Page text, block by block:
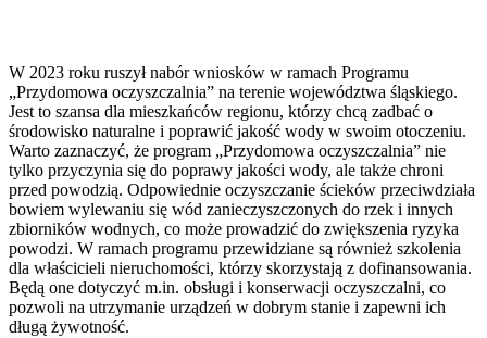
W 2023 roku ruszył nabór wniosków w ramach Programu
„Przydomowa oczyszczalnia” na terenie województwa śląskiego.
Jest to szansa dla mieszkańców regionu, którzy chcą zadbać o
środowisko naturalne i poprawić jakość wody w swoim otoczeniu.
Warto zaznaczyć, że program „Przydomowa oczyszczalnia” nie
tylko przyczynia się do poprawy jakości wody, ale także chroni
przed powodzią. Odpowiednie oczyszczanie ścieków przeciwdziała
bowiem wylewaniu się wód zanieczyszczonych do rzek i innych
zbiorników wodnych, co może prowadzić do zwiększenia ryzyka
powodzi. W ramach programu przewidziane są również szkolenia
dla właścicieli nieruchomości, którzy skorzystają z dofinansowania.
Będą one dotyczyć m.in. obsługi i konserwacji oczyszczalni, co
pozwoli na utrzymanie urządzeń w dobrym stanie i zapewni ich
długą żywotność.